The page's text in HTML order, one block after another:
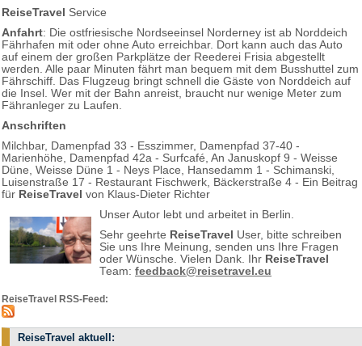
ReiseTravel Service
Anfahrt: Die ostfriesische Nordseeinsel Norderney ist ab Norddeich
Fährhafen mit oder ohne Auto erreichbar. Dort kann auch das Auto
auf einem der großen Parkplätze der Reederei Frisia abgestellt
werden. Alle paar Minuten fährt man bequem mit dem Busshuttel zum
Fährschiff. Das Flugzeug bringt schnell die Gäste von Norddeich auf
die Insel. Wer mit der Bahn anreist, braucht nur wenige Meter zum
Fähranleger zu Laufen.
Anschriften
Milchbar, Damenpfad 33 - Esszimmer, Damenpfad 37-40 -
Marienhöhe, Damenpfad 42a - Surfcafé, An Januskopf 9 - Weisse
Düne, Weisse Düne 1 - Neys Place, Hansedamm 1 - Schimanski,
Luisenstraße 17 - Restaurant Fischwerk, Bäckerstraße 4 - Ein Beitrag
für ReiseTravel von Klaus-Dieter Richter
Unser Autor lebt und arbeitet in Berlin.
Sehr geehrte ReiseTravel User, bitte schreiben
Sie uns Ihre Meinung, senden uns Ihre Fragen
oder Wünsche. Vielen Dank. Ihr ReiseTravel
Team: feedback@reisetravel.eu
ReiseTravel RSS-Feed:
ReiseTravel aktuell: